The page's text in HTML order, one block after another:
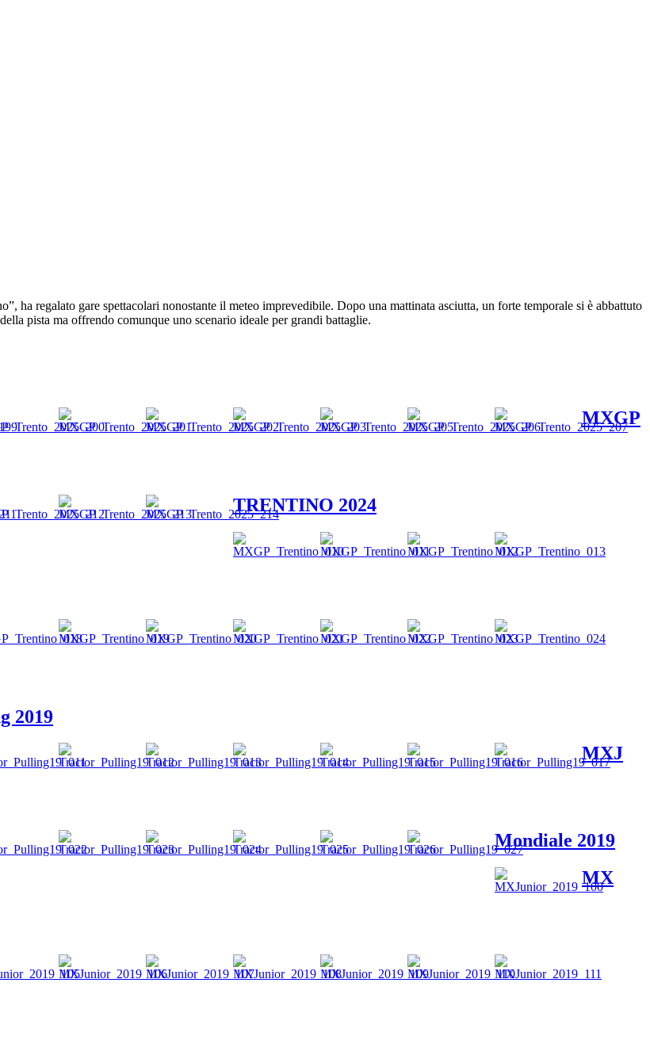
ha regalato gare spettacolari nonostante il meteo imprevedibile. Dopo una mattinata asciutta, un forte temporale si è abbattuto
pista ma offrendo comunque uno scenario ideale per grandi battaglie.
MXGP
TRENTINO 2024
2019
MXJ
Mondiale 2019
MX